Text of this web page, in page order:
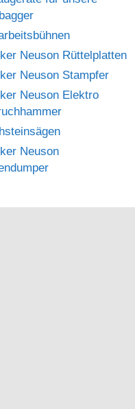
Neuson Rüttelplatten
Neuson Stampfer
Neuson Elektro
Neuson